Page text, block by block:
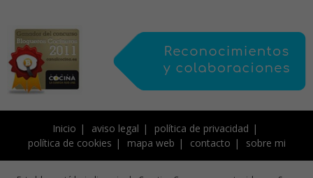
Inicio aviso legal
política de privacidad
política de cookies
mapa web contacto sobre mi